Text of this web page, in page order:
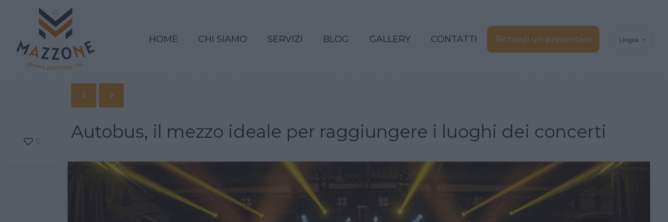
HOME CHI SIAMO SERVIZI BLOG GALLERY CONTATTI Richiedi un preventivo Lingua
Autobus, il mezzo ideale per raggiungere i luoghi dei concerti